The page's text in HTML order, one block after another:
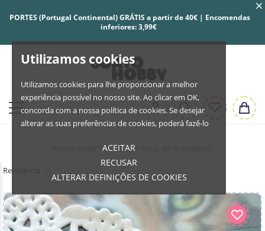
Utilizamos cookies
Utilizamos cookies para lhe proporcionar a melhor
experiência possível no nosso site. Ao clicar em OK,
concorda com a nossa política de cookies. Se desejar
alterar as suas preferências de cookies, poderá fazê-lo
ACEITAR
RECUSAR
ALTERAR DEFINIÇÕES DE COOKIES
PORTES (Portugal Continental) GRÁTIS a partir de 40€ | Encomendas
inferiores: 3,99€
Relevância
Mostrando 1-8 de um total de 8 artigo(s)